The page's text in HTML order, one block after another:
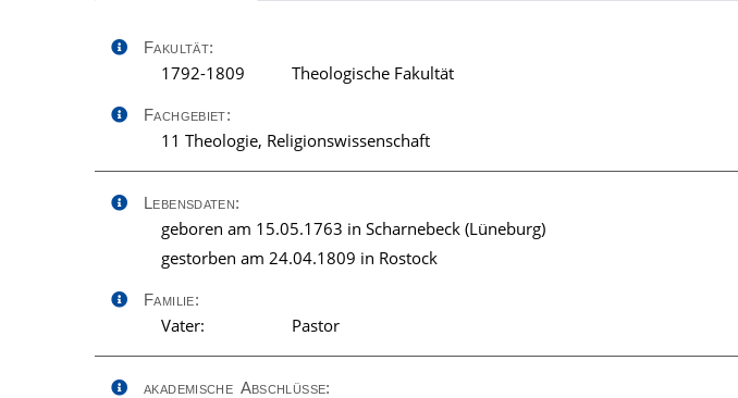
Fakultät:
1792-1809 Theologische Fakultät
Fachgebiet:
11 Theologie, Religionswissenschaft
Lebensdaten:
geboren am 15.05.1763 in Scharnebeck (Lüneburg)
gestorben am 24.04.1809 in Rostock
Familie:
Vater: Pastor
akademische Abschlüsse: